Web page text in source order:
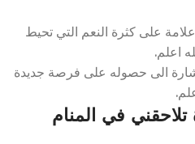
على كثرة النعم التي تحيط
اعلم.
الى حصوله على فرصة جديدة
في المنام